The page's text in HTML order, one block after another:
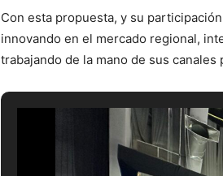
Con esta propuesta, y su
innovando en el mercado regional,
trabajando de la mano de sus